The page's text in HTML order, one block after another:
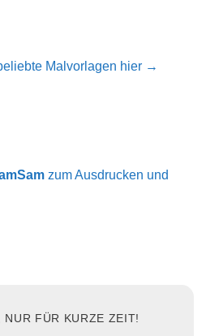
Malvorlagen hier →
zum Ausdrucken und
NUR FÜR KURZE ZEIT!